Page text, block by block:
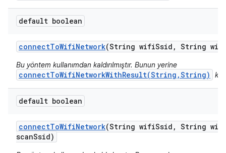
default boolean
connectToWifiNetwork(String wifiSsid , String wifi
Bu yöntem kullanımdan kaldırılmıştır. Bunun yerine
connectToWifiNetworkWithResult(String,String)
default boolean
connectToWifiNetwork(String wifiSsid , String wifi
scanSsid)